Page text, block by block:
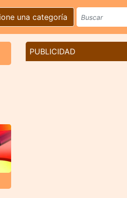
una categoría
PUBLICIDAD